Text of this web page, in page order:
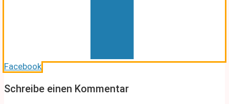
Facebook
Schreibe einen Kommentar